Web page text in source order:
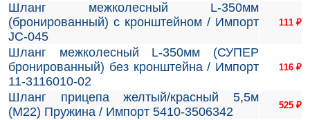
Шланг межколесный L-350мм
(бронированный) с кронштейном / Импорт
JC-045
111 ₽
Шланг межколесный L-350мм (СУПЕР
бронированный) без кронштейна / Импорт
11-3116010-02
116 ₽
Шланг прицепа желтый/красный 5,5м
(М22) Пружина / Импорт 5410-3506342
525 ₽